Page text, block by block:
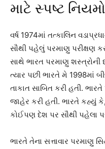
માટે સ્પષ્ટ
વર્ષ 1974માં તત્કાલિન
સૌથી પહેલું પરમાણુ પરીક્ષણ
સાથે ભારત પરમાણુ
ત્યાર પછી ભારતે મે 1998માં
તાકાત સાબિત કરી હતી. ભારતે
જાહેર કરી હતી. ભારતે કહ્યું
કોઈપણ દેશ પર સૌથી પહેલા
ભારતે તેના સત્તાવાર પરમાણુ